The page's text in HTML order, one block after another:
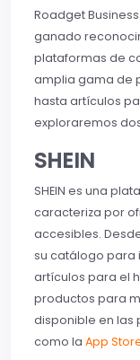
Roadget Business
ganado
plataformas de
amplia gama de
hasta artículos
exploraremos
SHEIN
SHEIN es una
caracteriza por
accesibles.
su catálogo para
artículos para el
productos para
disponible en las
como la App